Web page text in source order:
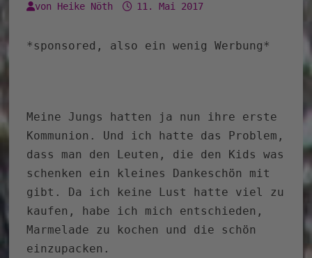
von Heike Nöth 11. Mai 2017
*sponsored, also ein wenig Werbung*
Meine Jungs hatten ja nun ihre erste
Kommunion. Und ich hatte das Problem,
dass man den Leuten, die den Kids was
schenken ein kleines Dankeschön mit
gibt. Da ich keine Lust hatte viel zu
kaufen, habe ich mich entschieden,
Marmelade zu kochen und die schön
einzupacken.